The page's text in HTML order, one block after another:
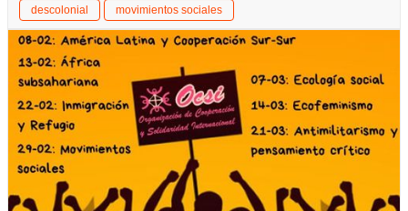
descolonial
movimientos sociales